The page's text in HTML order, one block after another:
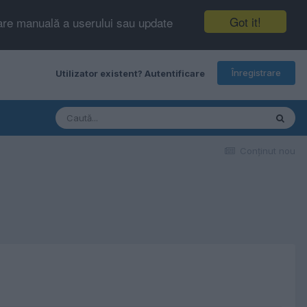
Got it!
manuală a userului sau update
Utilizator existent? Autentificare Înregistrare